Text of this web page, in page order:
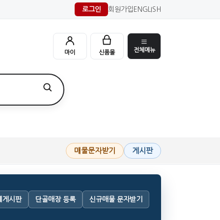
로그인 회원가입 ENGLISH
마이 신품몰 전체메뉴
매물문자받기 게시판
게시판 단골매장 등록 신규매물 문자받기